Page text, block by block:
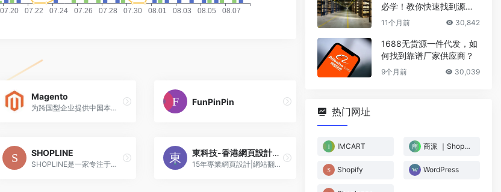
Magento
为跨国型企业提供中国本土化开发服务
FunPinPin
SHOPLINE
SHOPLINE是一家专注于通过独立站助力跨境电商品牌出海的企业级技术服务公司，为中国跨境电商独立站卖家品牌出海提供一站式零编程的外贸建站平台,助力快速开启海外独立站;跨境电商独立建站,全面覆盖店铺启动,管理以及商务扩展全流程。
東科技-香港網頁設計公司
15年專業網頁設計|網站翻新設計服務公司|全港性價比高
必学！教你快速找到源头
厂家
11个月前 30,842
1688无货源一件代发，如
何找到靠谱厂家供应商？
9个月前 30,039
热门网址
IMCART 商派 ｜Shopex
Shopify WordPress